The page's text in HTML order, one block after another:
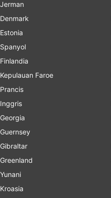
Jerman
Denmark
Estonia
Spanyol
Finlandia
Kepulauan Faroe
Prancis
Inggris
Georgia
Guernsey
Gibraltar
Greenland
Yunani
Kroasia